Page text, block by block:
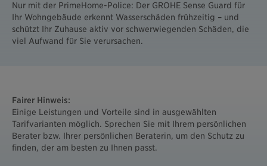
Nur mit der PrimeHome-Police: Der GROHE Sense Guard für
Ihr Wohngebäude erkennt Wasserschäden frühzeitig – und
schützt Ihr Zuhause aktiv vor schwerwiegenden Schäden, die
viel Aufwand für Sie verursachen.
Fairer Hinweis:
Einige Leistungen und Vorteile sind in ausgewählten
Tarifvarianten möglich. Sprechen Sie mit Ihrem persönlichen
Berater bzw. Ihrer persönlichen Beraterin, um den Schutz zu
finden, der am besten zu Ihnen passt.